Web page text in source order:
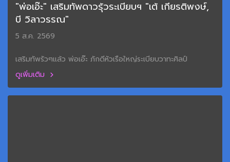
"พ่อเอ๊ะ" เสริมทัพดาวรุ้วระเบียบฯ "เต้ เกียรติพงษ์,
บี วิลาวรรณ"
5 ส.ค. 2569
เสริมทัพรัวๆแล้ว พ่อเอ๊ะ ภักดีหัวเรือใหญ่ระเบียบวาทะศิลป์
ดูเพิ่มเติม